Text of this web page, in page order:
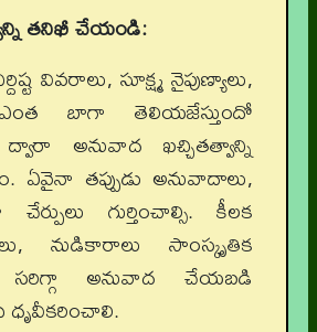
తనిఖీ చేయండి:
వివరాలు, సూక్ష్మ నైపుణ్యాలు,
బాగా తెలియజేస్తుందో
అనువాద ఖచ్చితత్వాన్ని
తప్పుడు అనువాదాలు,
గుర్తించాల్సి. కీలక
నుడికారాలు సాంస్కృతిక
సరిగ్గా అనువాద చేయబడి